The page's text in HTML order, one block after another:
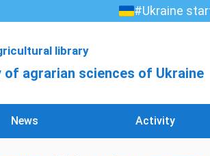
#Ukraine
library
of agrarian sciences of Ukraine
News Activity